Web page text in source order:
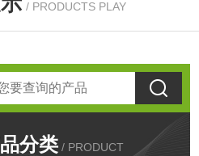
/ PRODUCTS PLAY
分类 / PRODUCT